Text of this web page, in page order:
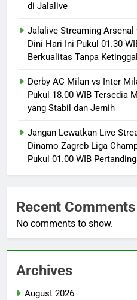
di Jalalive
Jalalive Streaming Arsenal
Dini Hari Ini Pukul 01.30
Berkualitas Tanpa
Derby AC Milan vs Inter
Pukul 18.00 WIB Tersedia
yang Stabil dan Jernih
Jangan Lewatkan Live
Dinamo Zagreb Liga
Pukul 01.00 WIB
Recent Comments
No comments to show.
Archives
August 2026